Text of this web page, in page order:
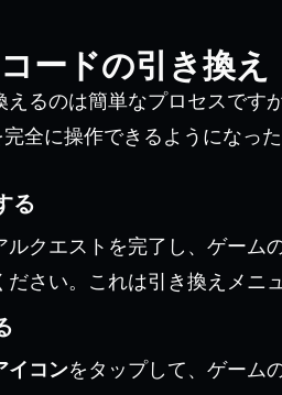
ードの引き換え
るのは簡単なプロセスです
全に操作できるようになっ
る
クエストを完了し、ゲーム
さい。これは引き換えメニ
イコンをタップして、ゲーム